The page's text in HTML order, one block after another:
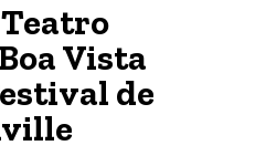
Vista
de